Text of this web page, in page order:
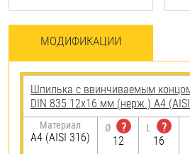
МОДИФИКАЦИИ
Шпилька c ввинчиваемым
DIN 835 12х16 мм (нерж.) A4
Материал
A4 (AISI 316)
Ø
?
12
L
?
16